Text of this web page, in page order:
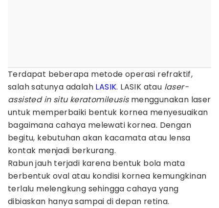
Terdapat beberapa metode operasi refraktif,
salah satunya adalah LASIK. LASIK atau laser-
assisted in situ keratomileusismenggunakan laser
untuk memperbaiki bentuk kornea menyesuaikan
bagaimana cahaya melewati kornea. Dengan
begitu, kebutuhan akan kacamata atau lensa
kontak menjadi berkurang.
Rabun jauh terjadi karena bentuk bola mata
berbentuk oval atau kondisi kornea kemungkinan
terlalu melengkung sehingga cahaya yang
dibiaskan hanya sampai di depan retina.